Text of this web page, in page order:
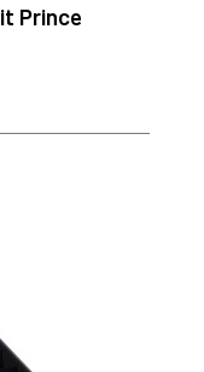
Prince